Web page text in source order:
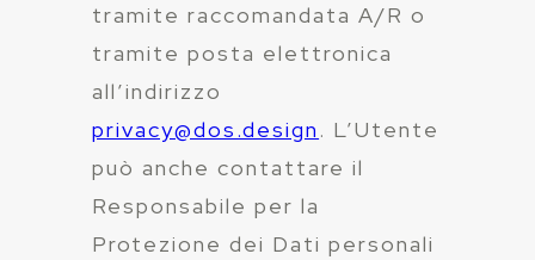
tramite raccomandata A/R o
tramite posta elettronica
all’indirizzo
privacy@dos.design . L’Utente
può anche contattare il
Responsabile per la
Protezione dei Dati personali